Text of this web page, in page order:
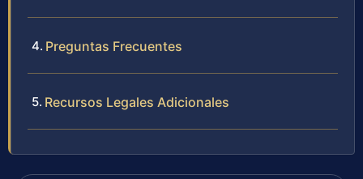
Preguntas Frecuentes
Recursos Legales Adicionales